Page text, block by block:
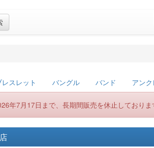
レスレット バングル バンド アンク
年7月17日まで、長期間販売を休止しておりま